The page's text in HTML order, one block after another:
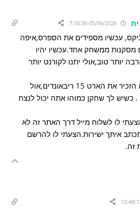
05/06/2026 7:50:36
עכשיו מספידים את הספרס,איפה
מסקנות ממשחק אחד.עכשיו יהיו
יותר טוב,אולי יתנו לקורנט יותר
ואני מתפלא אף מגיב לא הזכיר את הארט 15 ריבאונדים,אול
כשיש לך שחקן כמוהו אתה יכול לנצח
לו לשלוח מייל דרך האתר זה לא
איתך ישירות.הצעתי לו להרשם
זה.